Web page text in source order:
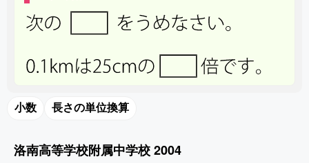
小数 長さの単位換算
洛南高等学校附属中学校 2004